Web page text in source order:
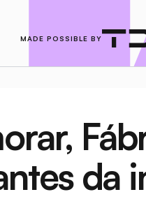
MADE POSSIBLE BY
da